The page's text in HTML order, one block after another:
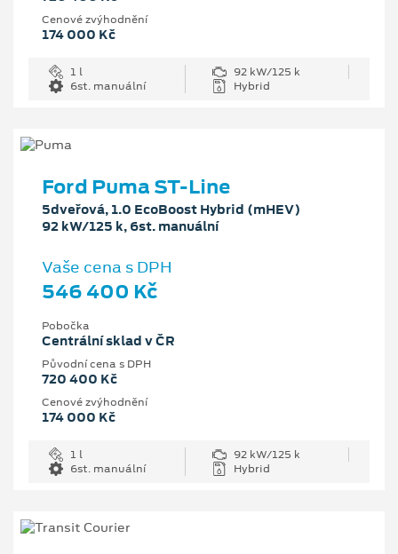
Cenové zvýhodnění
174 000 Kč
1 l
92 kW/125 k
6st. manuální
Hybrid
Ford Puma ST-Line
5dveřová, 1.0 EcoBoost Hybrid (mHEV)
92 kW/125 k, 6st. manuální
Vaše cena s DPH
546 400 Kč
Pobočka
Centrální sklad v ČR
Původní cena s DPH
720 400 Kč
Cenové zvýhodnění
174 000 Kč
1 l
92 kW/125 k
6st. manuální
Hybrid